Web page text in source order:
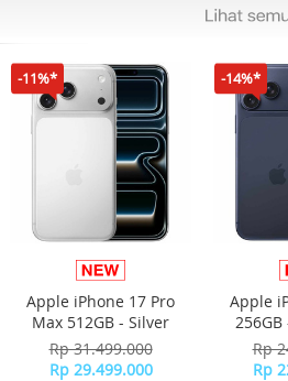
-11%*
Apple iPhone 17 Pro
Max 512GB - Silver
Rp 31.499.000
Rp 29.499.000
-14%*
Apple
Rp
Rp